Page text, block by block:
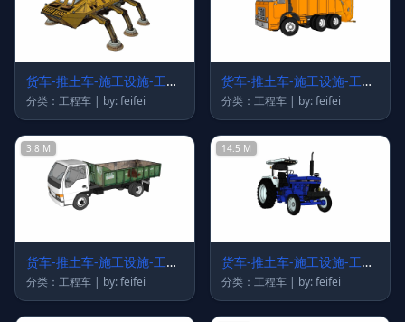
货车-推土车-施工设施-工程
车60
分类：工程车 | by: feifei
货车-推土车-施工设施-工程
车59
分类：工程车 | by: feifei
3.8 M
货车-推土车-施工设施-工程
车58
分类：工程车 | by: feifei
14.5 M
货车-推土车-施工设施-工程
车57
分类：工程车 | by: feifei